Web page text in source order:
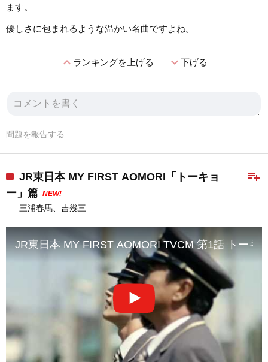
ます。
優しさに包まれるような温かい名曲ですよね。
expand_lessランキングを上げる expand_more下げる
問題を報告する
playlist_add
JR東日本 MY FIRST AOMORI「トーキョ
ー」篇 NEW!
三浦春馬、吉幾三
JR東日本 MY FIRST AOMORI TVCM 第1話 トーキ